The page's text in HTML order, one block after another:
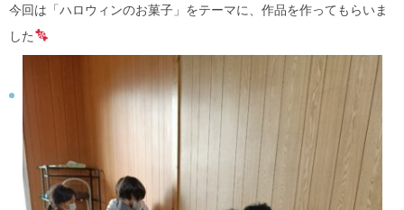
今回は「ハロウィンのお菓子」をテーマに、作品を作ってもらいま
した